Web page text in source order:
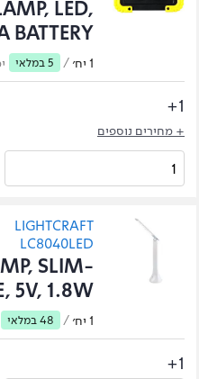
LED,
BATTERY
1 יח׳ / 5 במלאי
1+
+ מחירים נוספים
LIGHTCRAFT
LC8040LED
SLIM-
5V, 1.8W
1 יח׳ / 48 במלאי
1+